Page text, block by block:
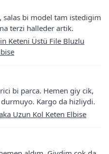
salas bi model tam istedigim
terzi halleder artik.
Keteni Üstü File Bluzlu
bi parca. Hemen giy cik,
Kargo da hizliydi.
Uzun Kol Keten Elbise